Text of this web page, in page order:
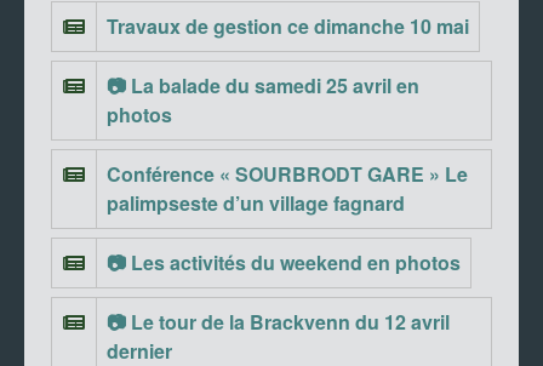
Travaux de gestion ce dimanche 10 mai
📷 La balade du samedi 25 avril en
photos
Conférence « SOURBRODT GARE » Le
palimpseste d’un village fagnard
📷 Les activités du weekend en photos
📷 Le tour de la Brackvenn du 12 avril
dernier